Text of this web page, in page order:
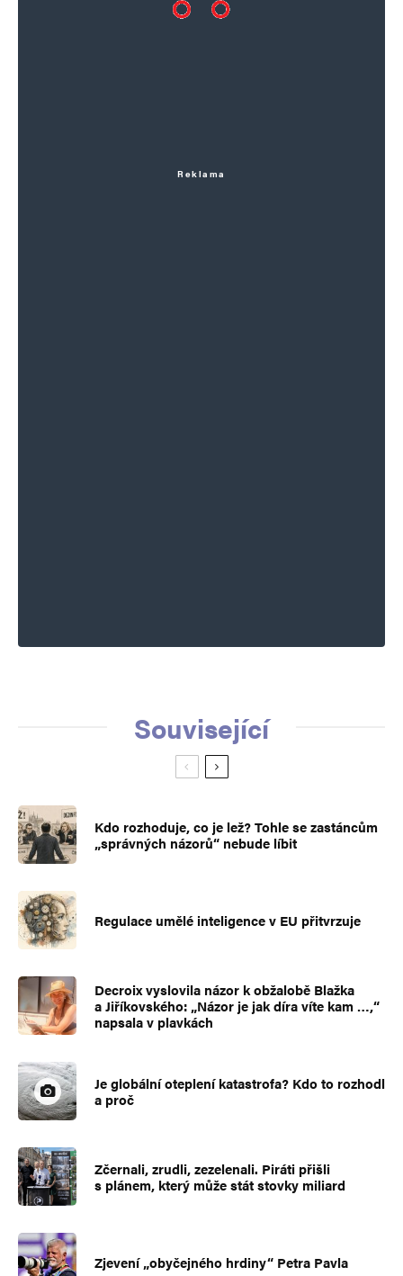
Reklama
Související
Kdo rozhoduje, co je lež? Tohle se zastáncům
„správných názorů“ nebude líbit
Regulace umělé inteligence v EU přitvrzuje
Decroix vyslovila názor k obžalobě Blažka
a Jiříkovského: „Názor je jak díra víte kam …,“
napsala v plavkách
Je globální oteplení katastrofa? Kdo to rozhodl
a proč
Zčernali, zrudli, zezelenali. Piráti přišli
s plánem, který může stát stovky miliard
Zjevení „obyčejného hrdiny“ Petra Pavla